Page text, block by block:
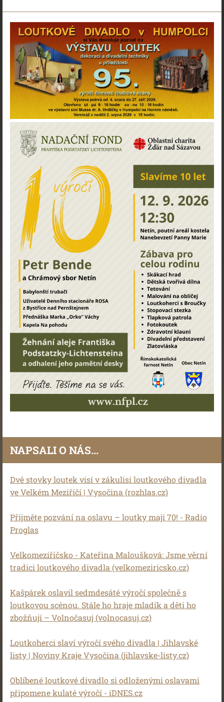
NAPSALI O NÁS...
Dvě stovky loutek visí v zákulisí loutkového divadla
ve Velkém Meziříčí | Vysočina (rozhlas.cz)
Přijměte pozvání na oslavu – loutky mají 70! - Radio
Proglas
Velkomeziříčsko - Kateřina Maloušková: Jsme věrní
tradici loutkového divadla (velkomeziricsko.cz)
Kašpárek oslavil sedmdesáté výročí společně s
loutkovou scénou. Stále ho hraje mladík a děti ho
zbožňují – Volnočasuj (volnocasuj.cz)
Loutkoherci slaví výročí svého divadla | Jihlavské
listy | Noviny Kraje Vysočina (jihlavske-listy.cz)
Oblíbené loutkové divadlo si odloženými oslavami
připomene kulaté výročí - iDNES.cz